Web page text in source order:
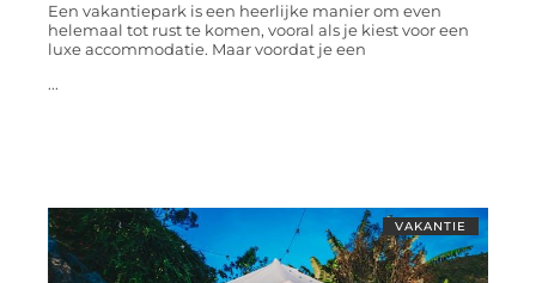
Een vakantiepark is een heerlijke manier om even
helemaal tot rust te komen, vooral als je kiest voor een
luxe accommodatie. Maar voordat je een
...
VAKANTIE